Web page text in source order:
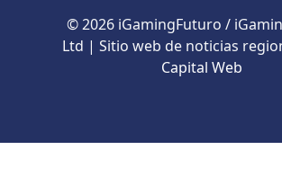
© 2026 iGamingFuturo /
Ltd | Sitio web de noticias
Capital Web